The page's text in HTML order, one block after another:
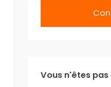
Vous n'êtes